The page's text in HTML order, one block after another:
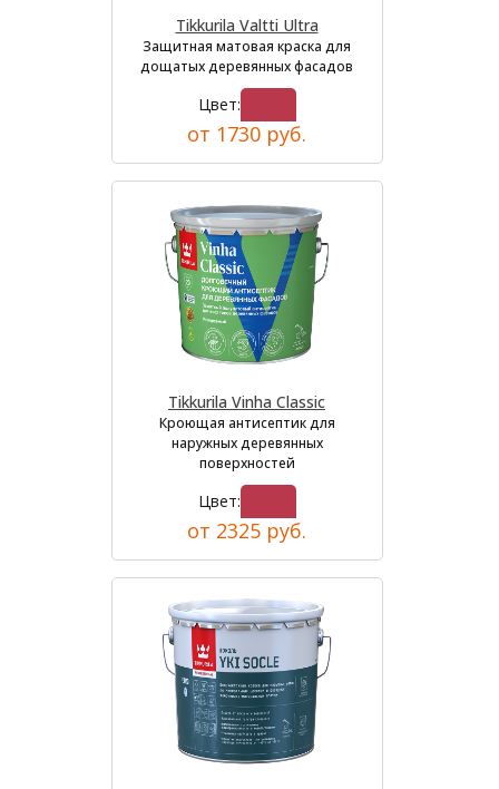
Tikkurila Valtti Ultra
Защитная матовая краска для
дощатых деревянных фасадов
Цвет:
от 1730 руб.
Tikkurila Vinha Classic
Кроющая антисептик для
наружных деревянных
поверхностей
Цвет:
от 2325 руб.